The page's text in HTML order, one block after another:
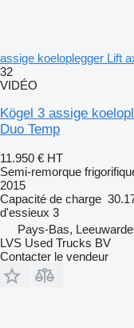
assige koeloplegger Lift
32
VIDÉO
Kögel 3 assige
Duo Temp
11.950 € HT
Semi-remorque
2015
Capacité de charge
d'essieux 3
Pays-Bas,
LVS Used Trucks BV
Contacter le vendeur